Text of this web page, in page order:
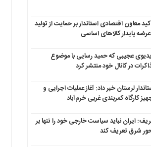
معاون اقتصادی استاندار بر حمایت از تولید
پایدار کالاهای اساسی
عجیبی که حمید رسایی با موضوع
در کانال خود منتشر کرد
لرستان خبر داد: آغاز عملیات اجرایی و
کارگاه کمربندی غربی خرم‌آباد
ایران نباید سیاست خارجی خود را تنها بر
شرق تعریف کند